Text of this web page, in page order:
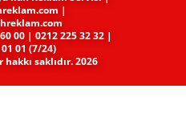
|
00 | 0212 225 32 32 |
01 (7/24)
saklıdır. 2026